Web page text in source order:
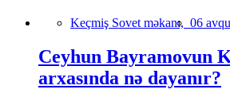
Keçmiş Sovet məkanı, 06
Ceyhun Bayramovun
arxasında nə dayanır?